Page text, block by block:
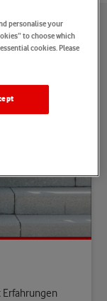
personalise your
to choose which
cookies. Please